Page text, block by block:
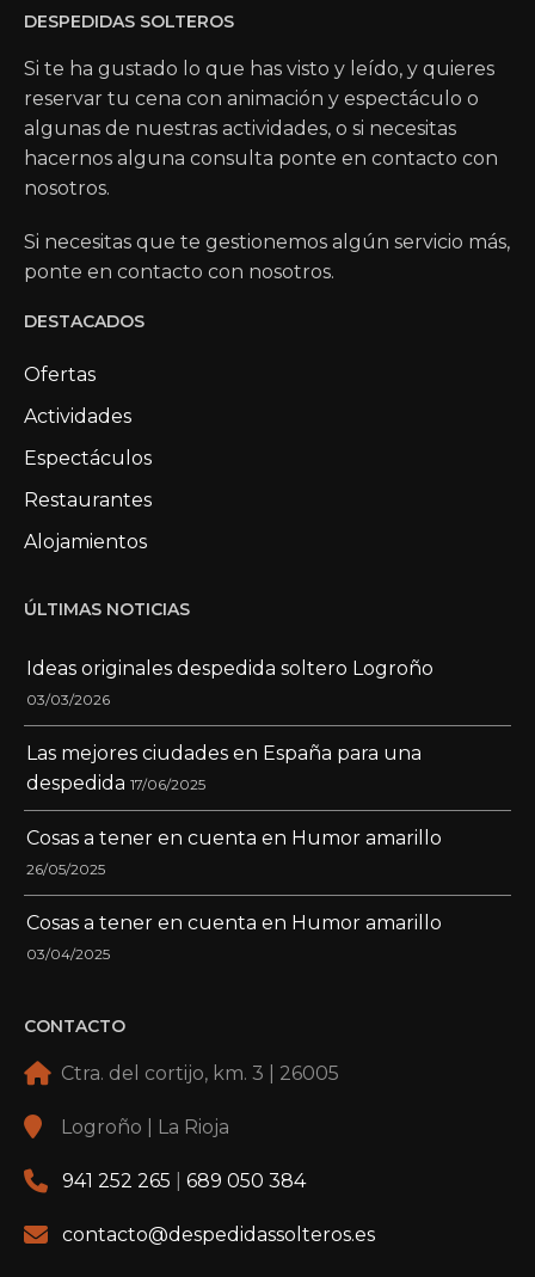
DESPEDIDAS SOLTEROS
Si te ha gustado lo que has visto y leído, y quieres
reservar tu cena con animación y espectáculo o
algunas de nuestras actividades, o si necesitas
hacernos alguna consulta ponte en contacto con
nosotros.
Si necesitas que te gestionemos algún servicio más,
ponte en contacto con nosotros.
DESTACADOS
Ofertas
Actividades
Espectáculos
Restaurantes
Alojamientos
ÚLTIMAS NOTICIAS
Ideas originales despedida soltero Logroño
03/03/2026
Las mejores ciudades en España para una
despedida 17/06/2025
Cosas a tener en cuenta en Humor amarillo
26/05/2025
Cosas a tener en cuenta en Humor amarillo
03/04/2025
CONTACTO
Ctra. del cortijo, km. 3 | 26005
Logroño | La Rioja
941 252 265 689 050 384
contacto@despedidassolteros.es